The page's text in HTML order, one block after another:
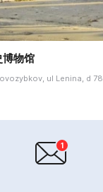
博物馆
ul Lenina, d 78